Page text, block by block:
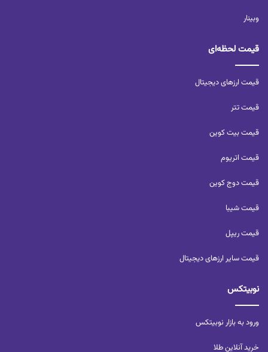
وبینار
قیمت لحظه‌ای
قیمت ارزهای دیجیتال
قیمت تتر
قیمت بیت کوین
قیمت اتریوم
قیمت دوج کوین
قیمت شیبا
قیمت ریپل
قیمت سایر ارزهای دیجیتال
نوبیتکس
ورود به بازار نوبیتکس
خرید آنلاین طلا